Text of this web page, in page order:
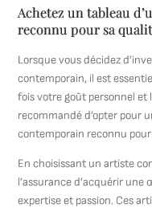
Achetez un tableau
reconnu pour sa
Lorsque vous décidez
contemporain, il est
fois votre goût personnel et
recommandé d’opter pour
contemporain reconnu
En choisissant un artiste
l’assurance d’acquérir
expertise et passion. Ces